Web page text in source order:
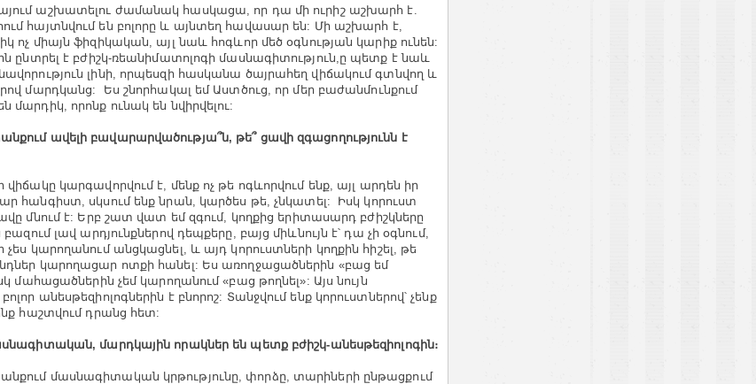
աշխատելու ժամանակ հասկացա, որ դա մի ուրիշ աշխարհ է.
հայտնվում են բոլորը և այնտեղ հավասար են: Մի աշխարհ է,
ոչ միայն ֆիզիկական, այլ նաև հոգևոր մեծ օգնության կարիք ունեն:
ընտրել է բժիշկ-ռեանիմատոլոգի մասնագիտություն,ը պետք է նաև
լինի, որպեսզի հասկանա ծայրահեղ վիճակում գտնվող և
մարդկանց: Ես շնորհակալ եմ Աստծուց, որ մեր բաժանմունքում
մարդիկ, որոնք ունակ են նվիրվելու:
ավելի բավարարվածությա՞ն, թե՞ ցավի զգացողությունն է
վիճակը կարգավորվում է, մենք ոչ թե ոգևորվում ենք, այլ արդեն իր
հանգիստ, սկսում ենք նրան, կարծես թե, չնկատել: Իսկ կորուստ
մնում է: Երբ շատ վատ եմ զգում, կողքից երիտասարդ բժիշկները
բազում լավ արդյունքներով դեպքերը, բայց միևնույն է՝ դա չի օգնում,
չես կարողանում անցկացնել, և այդ կորուստների կողքին հիշել, թե
կարողացար ոտքի հանել: Ես առողջացածներին «բաց եմ
մահացածներին չեմ կարողանում «բաց թողնել»: Այս նույն
անեսթեզիոլոգներին է բնորոշ: Տանջվում ենք կորուստներով՝ չենք
հաշտվում դրանց հետ:
մարդկային որակներ են պետք բժիշկ-անեսթեզիոլոգին։
մասնագիտական կրթությունը, փորձը, տարիների ընթացքում